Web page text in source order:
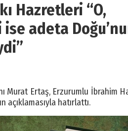
Hazretleri “O,
adeta
Murat Ertaş, Erzurumlu İbrahim
açıklamasıyla hatırlattı.